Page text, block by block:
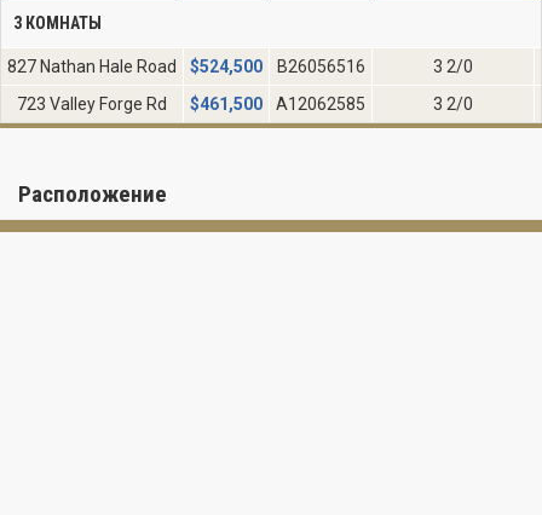
3 КОМНАТЫ
827 Nathan Hale Road $524,500 B26056516
3 2/0
723 Valley Forge Rd
$461,500 A12062585 3 2/0
Расположение